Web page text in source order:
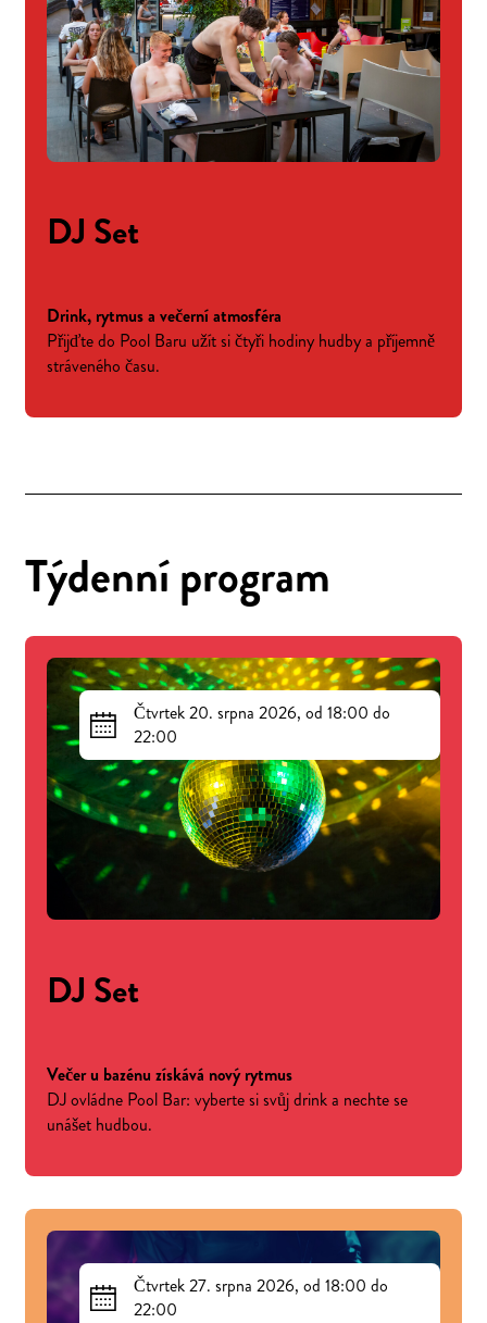
DJ Set
Drink, rytmus a večerní atmosféra
Přijďte do Pool Baru užít si čtyři hodiny hudby a příjemně
stráveného času.
Týdenní program
Čtvrtek 20. srpna 2026, od 18:00 do
22:00
DJ Set
Večer u bazénu získává nový rytmus
DJ ovládne Pool Bar: vyberte si svůj drink a nechte se
unášet hudbou.
Čtvrtek 27. srpna 2026, od 18:00 do
22:00